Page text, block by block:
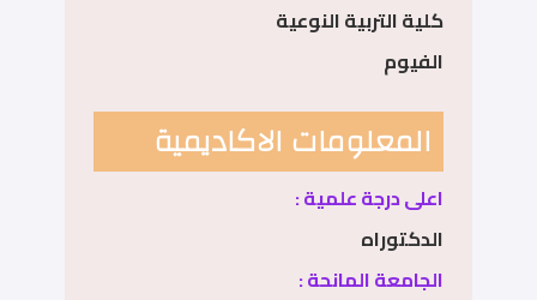
كلية التربية النوعية
الفيوم
المعلومات الاكاديمية
اعلى درجة علمية :
الدكتوراه
الجامعة المانحة :